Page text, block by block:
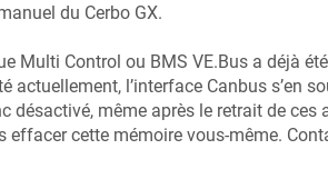
du Cerbo GX.
Multi Control ou BMS VE.Bus a déjà
actuellement, l’interface Canbus s’en
désactivé, même après le retrait de ces
effacer cette mémoire vous-même.